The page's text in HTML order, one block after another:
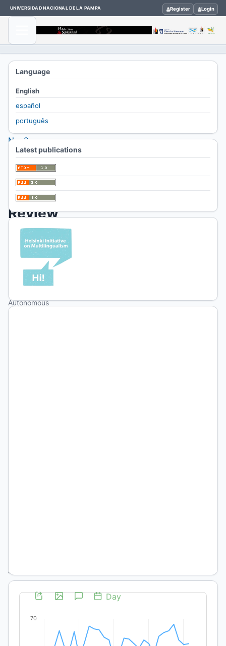
UNIVERSIDAD NACIONAL DE LA PAMPA Register Login
Home
Archives
Vol. 28
No. 2
(2021)
Reseñas
Review
Juan
Vivaldo
Autonomous
Bageneta
Language
English
español
português
Latest publications